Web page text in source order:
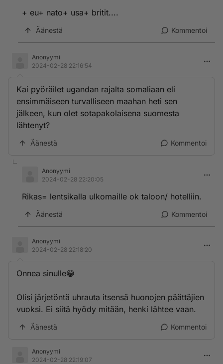
+ eu+ nato+ usa+ britit....
Äänestä Kommentoi
Anonyymi
2024-02-28 22:16:54
Kai pyöräilet ugandan rajalta somaliaan eli
ensimmäiseen turvalliseen maahan heti sen
jälkeen, kun olet sotapakolaisena suomesta
lähtenyt?
Äänestä Kommentoi
Anonyymi
2024-02-28 22:20:05
Rikas= lentsikalla ulkomaille ok taloon/ hotelliin.
Äänestä Kommentoi
Anonyymi
2024-02-28 22:18:20
Onnea sinulle😁
Olisi järjetöntä uhrauta itsensä huonojen päättäjien
vuoksi. Ei siitä hyödy mitään, henki lähtee vaan.
Äänestä Kommentoi
Anonyymi
2024-02-28 22:19:07